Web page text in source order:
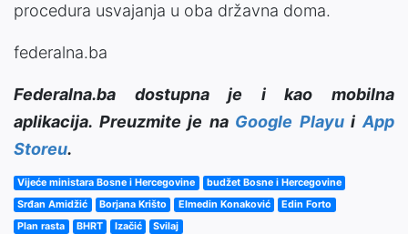
procedura usvajanja u oba državna doma.
federalna.ba
Federalna.ba dostupna je i kao mobilna
aplikacija. Preuzmite je na Google PlayuiApp
Storeu.
Vijeće ministara Bosne i Hercegovine
budžet Bosne i Hercegovine
Srđan Amidžić
Borjana Krišto Elmedin Konaković
Edin Forto
Plan rasta
BHRT Izačić Svilaj